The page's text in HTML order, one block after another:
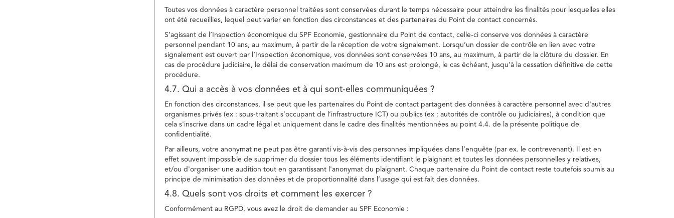
Toutes vos données à caractère personnel traitées sont conservées durant le temps nécessaire pour atteindre les finalités pour lesquelles elles
ont été recueillies, lequel peut varier en fonction des circonstances et des partenaires du Point de contact concernés.
S’agissant de l’Inspection économique du SPF Economie, gestionnaire du Point de contact, celle-ci conserve vos données à caractère
personnel pendant 10 ans, au maximum, à partir de la réception de votre signalement. Lorsqu’un dossier de contrôle en lien avec votre
signalement est ouvert par l’Inspection économique, vos données sont conservées 10 ans, au maximum, à partir de la clôture du dossier. En
cas de procédure judiciaire, le délai de conservation maximum de 10 ans est prolongé, le cas échéant, jusqu’à la cessation définitive de cette
procédure.
4.7. Qui a accès à vos données et à qui sont-elles communiquées ?
En fonction des circonstances, il se peut que les partenaires du Point de contact partagent des données à caractère personnel avec d'autres
organismes privés (ex : sous-traitant s’occupant de l’infrastructure ICT) ou publics (ex : autorités de contrôle ou judiciaires), à condition que
cela s'inscrive dans un cadre légal et uniquement dans le cadre des finalités mentionnées au point 4.4. de la présente politique de
confidentialité.
Par ailleurs, votre anonymat ne peut pas être garanti vis-à-vis des personnes impliquées dans l’enquête (par ex. le contrevenant). Il est en
effet souvent impossible de supprimer du dossier tous les éléments identifiant le plaignant et toutes les données personnelles y relatives,
et/ou d'organiser une audition tout en garantissant l'anonymat du plaignant. Chaque partenaire du Point de contact reste toutefois soumis au
principe de minimisation des données et de proportionnalité dans l’usage qui est fait des données.
4.8. Quels sont vos droits et comment les exercer ?
Conformément au RGPD, vous avez le droit de demander au SPF Economie :